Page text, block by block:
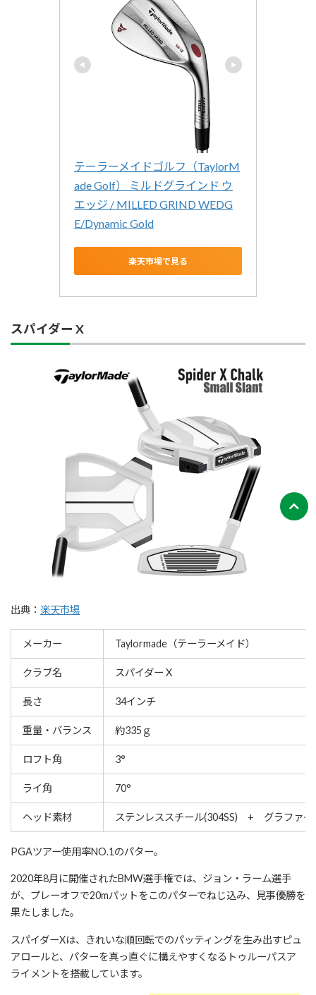
テーラーメイドゴルフ（TaylorM
ade Golf） ミルドグラインド ウ
エッジ / MILLED GRIND WEDG
E/Dynamic Gold
楽天市場で見る
スパイダー X
出典： 楽天市場
メーカー Taylormade（テーラーメイド）
クラブ名 スパイダー X
長さ 34インチ
重量・バランス 約335ｇ
ロフト角 3°
ライ角 70°
ヘッド素材 ステンレススチール(304SS) + グラファイ
PGAツアー使用率NO.1のパター。
2020年8月に開催されたBMW選手権では、ジョン・ラーム選手
が、プレーオフで20mパットをこのパターでねじ込み、見事優勝を
果たしました。
スパイダーXは、きれいな順回転でのパッティングを生み出すピュ
アロールと、パターを真っ直ぐに構えやすくなるトゥルーパスア
ライメントを搭載しています。